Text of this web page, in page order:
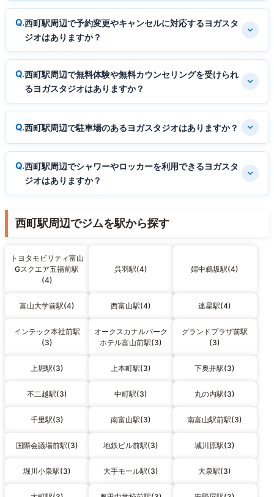
西町駅周辺で予約変更やキャンセルに対応するヨガスタ
ジオはありますか？
西町駅周辺で無料体験や無料カウンセリングを受けられ
るヨガスタジオはありますか？
西町駅周辺で駐車場のあるヨガスタジオはありますか？
西町駅周辺でシャワーやロッカーを利用できるヨガスタ
ジオはありますか？
西町駅周辺でジムを駅から探す
トヨタモビリティ富山
Gスクエア五福前駅
(4)
呉羽駅(4) 婦中鵜坂駅(4)
富山大学前駅(4) 西富山駅(4) 速星駅(4)
インテック本社前駅
(3)
オークスカナルパーク
ホテル富山前駅(3)
グランドプラザ前駅
(3)
上堀駅(3) 上本町駅(3) 下奥井駅(3)
不二越駅(3) 中町駅(3) 丸の内駅(3)
千里駅(3) 南富山駅(3) 南富山駅前駅(3)
国際会議場前駅(3) 地鉄ビル前駅(3) 城川原駅(3)
堀川小泉駅(3) 大手モール駅(3) 大泉駅(3)